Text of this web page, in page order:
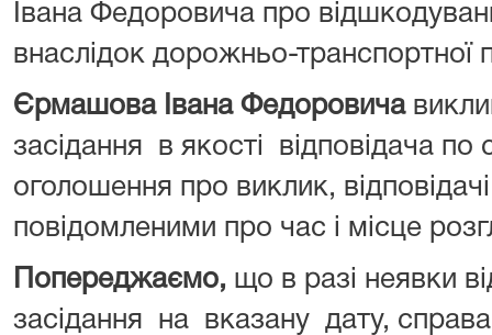
Івана Федоровича про
внаслідок дорожньо-
Єрмашова Івана Федоровича
засідання в якості відповідача
оголошення про виклик,
повідомленими про час і місце
Попереджаємо, що в разі неявки
засідання на вказану дату,